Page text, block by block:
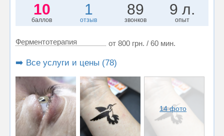
10
баллов
1
отзыв
89
звонков
9 л.
опыт
Ферментотерапия от 800 грн. / 60 мин.
➡️ Все услуги и цены (78)
14 фото